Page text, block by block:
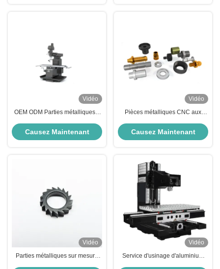
Vidéo
OEM ODM Parties métalliques à
galvanisé Prototype CNC
Causez Maintenant
Vidéo
Pièces métalliques CNC aux
métalliques en tôle prototype en
cuivre d'aluminium
Causez Maintenant
Vidéo
Parties métalliques sur mesure
Vidéo
Service d'usinage d'aluminium